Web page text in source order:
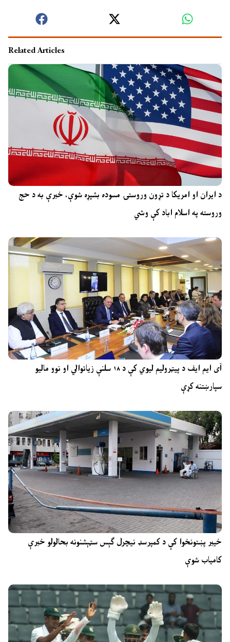
Related Articles
د ایران او امریکا د تړون وروستۍ مسوده بشپړه شوې، خبرې به د حج
وروسته په اسلام اباد کې وشي
آی ایم ایف د پیټرولیم لیوي کې د ۱۸ سلنې زیاتوالي او نوو مالیو
سپارښتنه کړې
خیبر پښتونخوا کې د کمپرسډ نیچرل ګېس سټېشنونه بحالولو خبرې
کامیاب شوې